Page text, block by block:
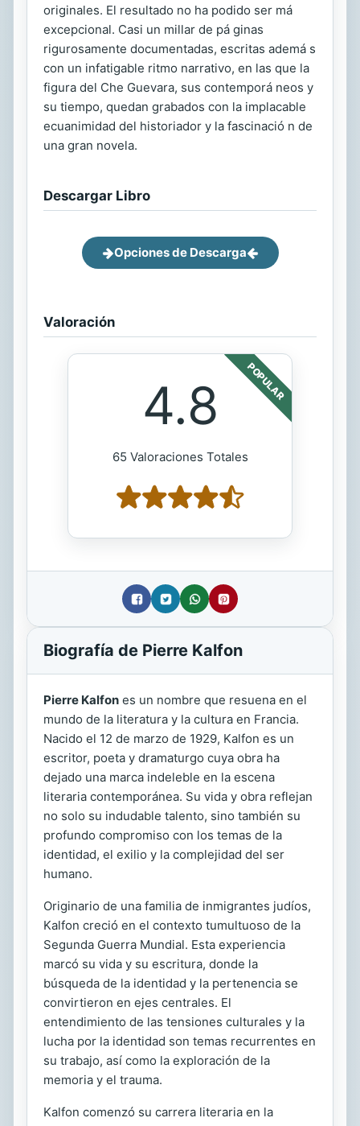
originales. El resultado no ha podido ser má
excepcional. Casi un millar de pá ginas
rigurosamente documentadas, escritas ademá s
con un infatigable ritmo narrativo, en las que la
figura del Che Guevara, sus contemporá neos y
su tiempo, quedan grabados con la implacable
ecuanimidad del historiador y la fascinació n de
una gran novela.
Descargar Libro
Opciones de Descarga
Valoración
POPULAR
4.8
65 Valoraciones Totales
Biografía de Pierre Kalfon
Pierre Kalfon es un nombre que resuena en el
mundo de la literatura y la cultura en Francia.
Nacido el 12 de marzo de 1929, Kalfon es un
escritor, poeta y dramaturgo cuya obra ha
dejado una marca indeleble en la escena
literaria contemporánea. Su vida y obra reflejan
no solo su indudable talento, sino también su
profundo compromiso con los temas de la
identidad, el exilio y la complejidad del ser
humano.
Originario de una familia de inmigrantes judíos,
Kalfon creció en el contexto tumultuoso de la
Segunda Guerra Mundial. Esta experiencia
marcó su vida y su escritura, donde la
búsqueda de la identidad y la pertenencia se
convirtieron en ejes centrales. El
entendimiento de las tensiones culturales y la
lucha por la identidad son temas recurrentes en
su trabajo, así como la exploración de la
memoria y el trauma.
Kalfon comenzó su carrera literaria en la